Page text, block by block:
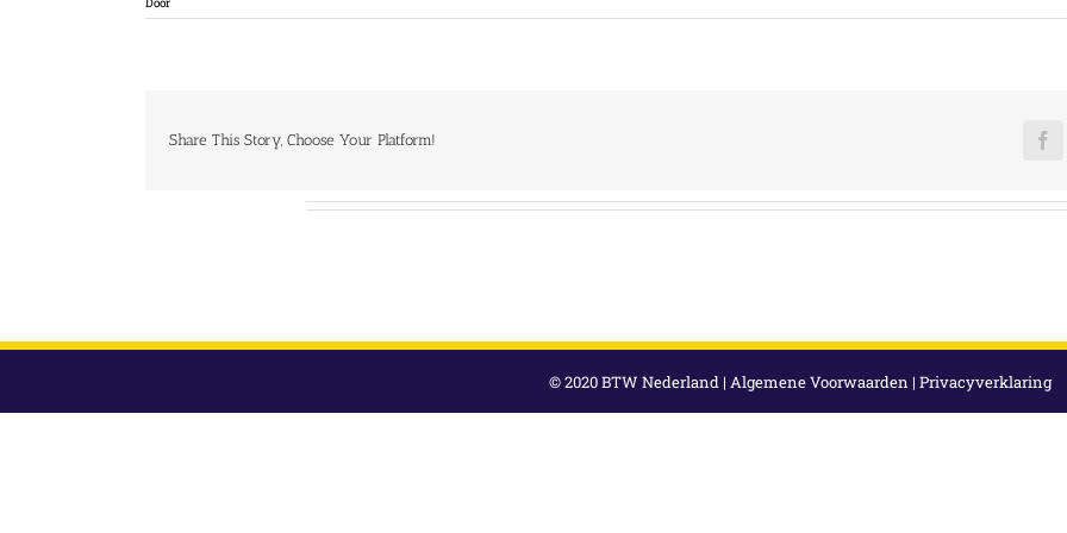
Share This Story, Choose Your Platform!
© 2020 BTW Nederland | Algemene Voorwaarden | Privacyverklaring